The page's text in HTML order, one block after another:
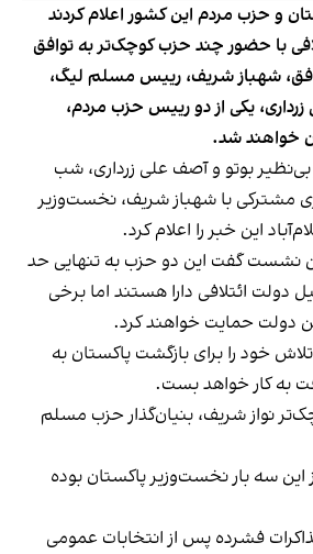
و حزب مردم این کشور اعلام کردند
با حضور چند حزب کوچک‌تر به توافق
شهباز شریف، رییس مسلم لیگ،
یکی از دو رییس حزب مردم،
خواهند شد.
بی‌نظیر بوتو و آصف علی زرداری، شب
با شهباز شریف، نخست‌وزیر
این خبر را اعلام کرد.
نشست گفت این دو حزب به تنهایی حد
دولت ائتلافی دارا هستند اما برخی
دولت حمایت خواهند کرد.
خود را برای بازگشت پاکستان به
به کار خواهد بست.
نواز شریف، بنیان‌گذار حزب مسلم
سه بار نخست‌وزیر پاکستان بوده
فشرده پس از انتخابات عمومی